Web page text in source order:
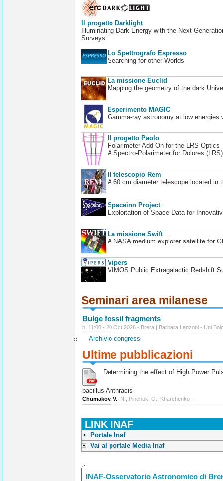
Il progetto Darklight
Illuminating Dark Energy with the Next
Surveys
Lo Spettrografo Espresso
Searching for other Worlds
La missione Euclid
Mapping the geometry of the dark
Esperimento MAGIC
Gamma-ray astronomy at low energies
Il progetto Paolo
Polarimeter Add-On for the LRS Optics
A Spectro-Polarimeter for Dolores
Il telescopio Rem
A 60 cm diameter telescope located in
Spaceinn Project
Exploitation of Space Data for
La missione Swift
A NASA medium explorer satellite for
Vipers
VIMOS Public Extragalactic Redshift
Seminari area milanese
Bulge fossil fragments
h. 11:00 - 20 Oct 2026 - Brera | Barbara Lanzoni - Uni
Archivio congressi
Ultime pubblicazioni
Determining the effect of High Power
bacillus Anthracis
Chumakov, V. , N., Pinchuk, O., Kharchenko -
LINK INAF
Portale Inaf
Vai al portale Media Inaf
INAF-Osservatorio Astronomico di